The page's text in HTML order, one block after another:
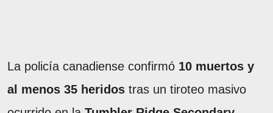
La policía canadiense confirmó 10 muertos y
al menos 35 heridos tras un tiroteo masivo